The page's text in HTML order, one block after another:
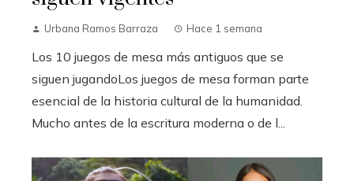
Urbana Ramos Barraza Hace 1 semana
Los 10 juegos de mesa más antiguos que se
siguen jugandoLos juegos de mesa forman parte
esencial de la historia cultural de la humanidad.
Mucho antes de la escritura moderna o de l...